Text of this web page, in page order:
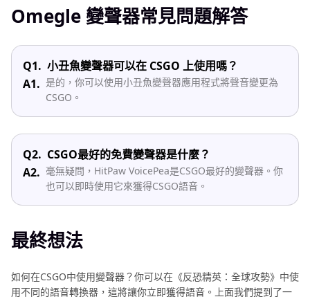
Omegle 變聲器常見問題解答
Q1. 小丑魚變聲器可以在 CSGO 上使用嗎？
A1. 是的，你可以使用小丑魚變聲器應用程式將聲音變更為
CSGO。
Q2. CSGO最好的免費變聲器是什麼？
A2. 毫無疑問，HitPaw VoicePea是CSGO最好的變聲器。你
也可以即時使用它來獲得CSGO語音。
最終想法
如何在CSGO中使用變聲器？你可以在《反恐精英：全球攻勢》中使
用不同的語音轉換器，這將讓你立即獲得語音。上面我們提到了一